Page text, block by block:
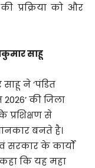
प्रक्रिया को और
साहू
ने ‘पंडित
की जिला
प्रशिक्षण से
बनते है।
सरकार के कार्यों
कि यह महा